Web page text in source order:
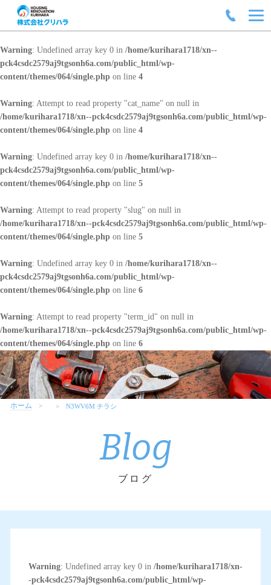
Warning: Undefined array key 0 in /home/kurihara1718/xn--
pck4csdc2579aj9tgsonh6a.com/public_html/wp-
content/themes/064/single.php on line 4
Warning: Attempt to read property "cat_name" on null in
/home/kurihara1718/xn--pck4csdc2579aj9tgsonh6a.com/public_html/wp-
content/themes/064/single.php on line 4
Warning: Undefined array key 0 in /home/kurihara1718/xn--
pck4csdc2579aj9tgsonh6a.com/public_html/wp-
content/themes/064/single.php on line 5
Warning: Attempt to read property "slug" on null in
/home/kurihara1718/xn--pck4csdc2579aj9tgsonh6a.com/public_html/wp-
content/themes/064/single.php on line 5
Warning: Undefined array key 0 in /home/kurihara1718/xn--
pck4csdc2579aj9tgsonh6a.com/public_html/wp-
content/themes/064/single.php on line 6
Warning: Attempt to read property "term_id" on null in
/home/kurihara1718/xn--pck4csdc2579aj9tgsonh6a.com/public_html/wp-
content/themes/064/single.php on line 6
ホーム N3WV6M チラシ
Blog
ブログ
Warning: Undefined array key 0 in /home/kurihara1718/xn-
-pck4csdc2579aj9tgsonh6a.com/public_html/wp-